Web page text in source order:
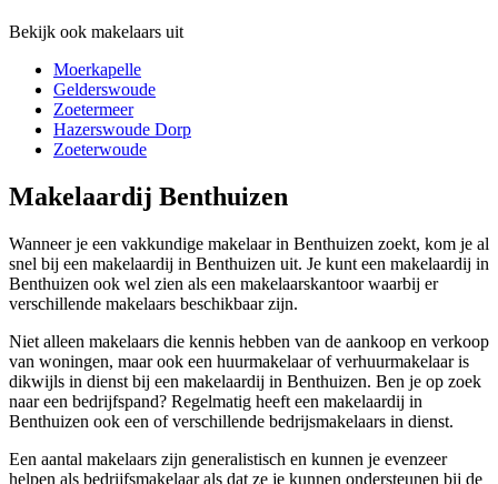
Bekijk ook makelaars uit
Moerkapelle
Gelderswoude
Zoetermeer
Hazerswoude Dorp
Zoeterwoude
Makelaardij Benthuizen
Wanneer je een vakkundige makelaar in Benthuizen zoekt, kom je al
snel bij een makelaardij in Benthuizen uit. Je kunt een makelaardij in
Benthuizen ook wel zien als een makelaarskantoor waarbij er
verschillende makelaars beschikbaar zijn.
Niet alleen makelaars die kennis hebben van de aankoop en verkoop
van woningen, maar ook een huurmakelaar of verhuurmakelaar is
dikwijls in dienst bij een makelaardij in Benthuizen. Ben je op zoek
naar een bedrijfspand? Regelmatig heeft een makelaardij in
Benthuizen ook een of verschillende bedrijsmakelaars in dienst.
Een aantal makelaars zijn generalistisch en kunnen je evenzeer
helpen als bedrijfsmakelaar als dat ze je kunnen ondersteunen bij de